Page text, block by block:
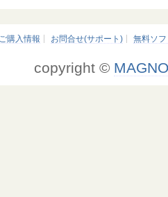
ご購入情報 お問合せ(サポート) 無料ソフ
copyright ©